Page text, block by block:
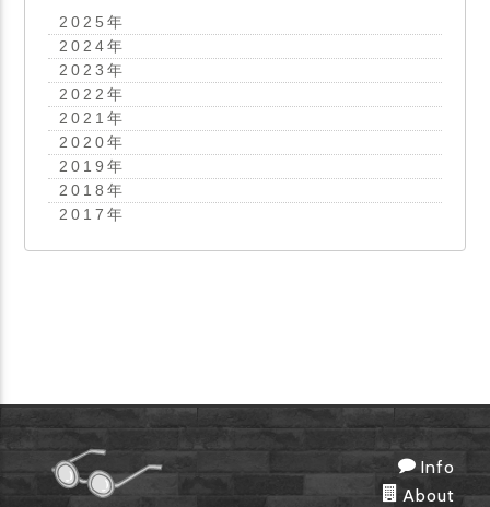
2025 年
2024年
2023 年
2022 年
2021 年
2020年
2019 年
2018 年
2017 年
Info
About